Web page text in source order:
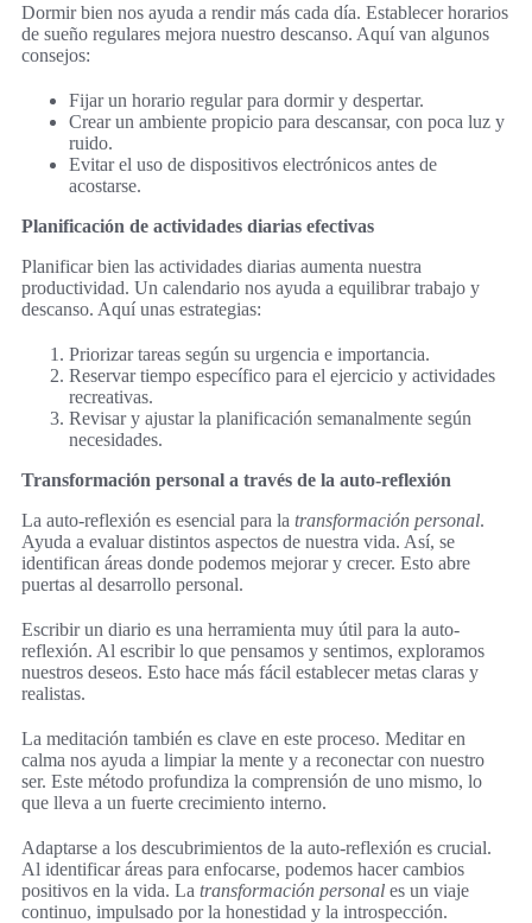
Dormir bien nos ayuda a rendir más cada día. Establecer horarios
de sueño regulares mejora nuestro descanso. Aquí van algunos
consejos:
Fijar un horario regular para dormir y despertar.
Crear un ambiente propicio para descansar, con poca luz y
ruido.
Evitar el uso de dispositivos electrónicos antes de
acostarse.
Planificación de actividades diarias efectivas
Planificar bien las actividades diarias aumenta nuestra
productividad. Un calendario nos ayuda a equilibrar trabajo y
descanso. Aquí unas estrategias:
Priorizar tareas según su urgencia e importancia.
Reservar tiempo específico para el ejercicio y actividades
recreativas.
Revisar y ajustar la planificación semanalmente según
necesidades.
Transformación personal a través de la auto-reflexión
La auto-reflexión es esencial para la transformación personal.
Ayuda a evaluar distintos aspectos de nuestra vida. Así, se
identifican áreas donde podemos mejorar y crecer. Esto abre
puertas al desarrollo personal.
Escribir un diario es una herramienta muy útil para la auto-
reflexión. Al escribir lo que pensamos y sentimos, exploramos
nuestros deseos. Esto hace más fácil establecer metas claras y
realistas.
La meditación también es clave en este proceso. Meditar en
calma nos ayuda a limpiar la mente y a reconectar con nuestro
ser. Este método profundiza la comprensión de uno mismo, lo
que lleva a un fuerte crecimiento interno.
Adaptarse a los descubrimientos de la auto-reflexión es crucial.
Al identificar áreas para enfocarse, podemos hacer cambios
positivos en la vida. La transformación personal es un viaje
continuo, impulsado por la honestidad y la introspección.